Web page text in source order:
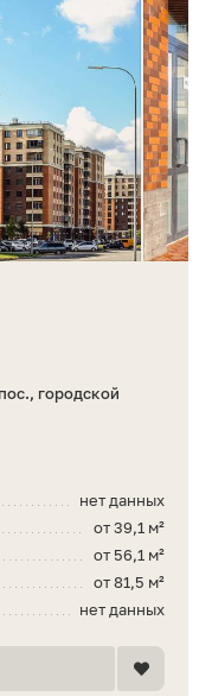
городской
нет данных
от 39,1 м²
от 56,1 м²
от 81,5 м²
нет данных